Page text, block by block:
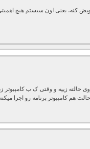
کنه، یعنی اون سیستم هیچ
حالته زیپه و وقتی ک ب کامپیوتر
هم کامپیوتر برنامه رو اجرا میکنه